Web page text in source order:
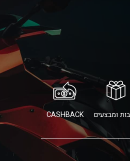
ומבצעים CASHBACK